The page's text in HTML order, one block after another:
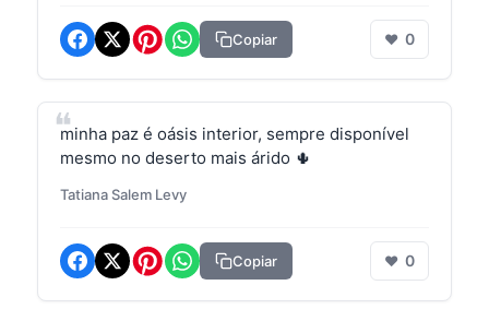
Copiar ❤ 0
minha paz é oásis interior, sempre disponível
mesmo no deserto mais árido 🌵
Tatiana Salem Levy
Copiar ❤ 0